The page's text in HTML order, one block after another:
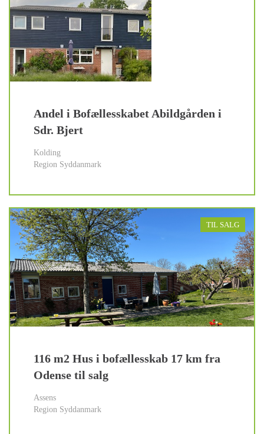
Andel i Bofællesskabet Abildgården i
Sdr. Bjert
Kolding
Region Syddanmark
TIL SALG
116 m2 Hus i bofællesskab 17 km fra
Odense til salg
Assens
Region Syddanmark